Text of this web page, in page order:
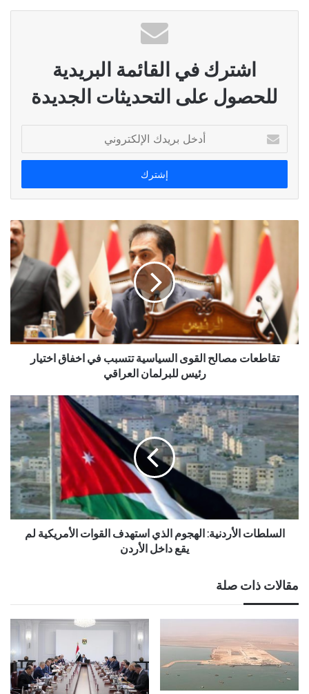
اشترك في القائمة البريدية
للحصول على التحديثات الجديدة
بريدك
الإلكتروني
تقاطعات مصالح القوى السياسية تتسبب في اخفاق اختيار
رئيس للبرلمان العراقي
السلطات الأردنية: الهجوم الذي استهدف القوات الأمريكية لم
يقع داخل الأردن
مقالات ذات صلة